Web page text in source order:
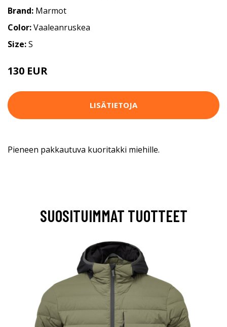
Brand: Marmot
Color:Vaaleanruskea
Size:S
130 EUR
LISÄTIETOJA
Pieneen pakkautuva kuoritakki miehille.
SUOSITUIMMAT TUOTTEET